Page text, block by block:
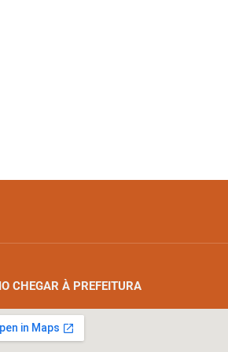
CHEGAR À PREFEITURA